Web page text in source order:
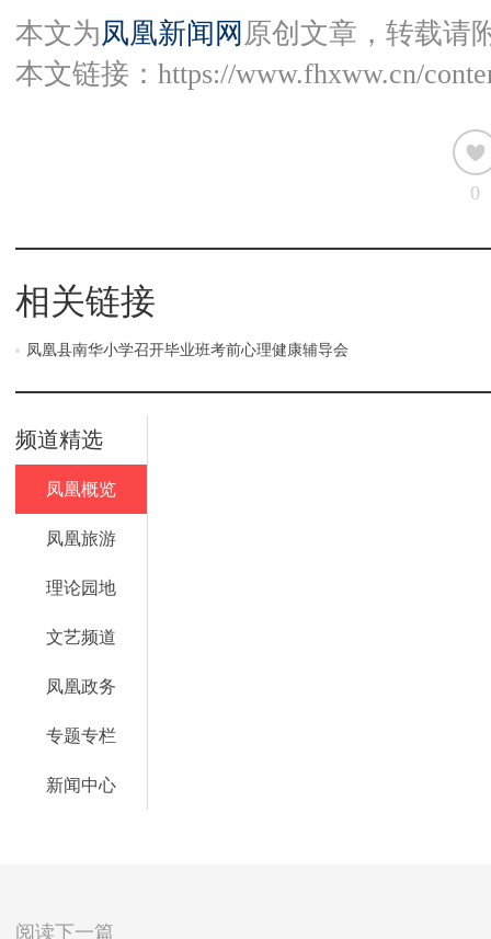
本文为凤凰新闻网 原创文章，转载请
本文链接： https://www.fhxww.cn/
0
相关链接
凤凰县南华小学召开毕业班考前心理健康辅导会
频道精选
凤凰概览
凤凰旅游
理论园地
文艺频道
凤凰政务
专题专栏
新闻中心
阅读下一篇